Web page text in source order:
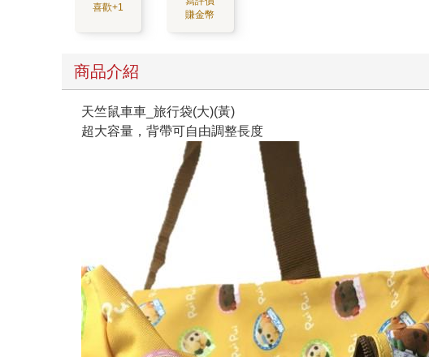
喜歡+1
賺金幣
商品介紹
天竺鼠車車_旅行袋(大)(黃)
超大容量，背帶可自由調整長度